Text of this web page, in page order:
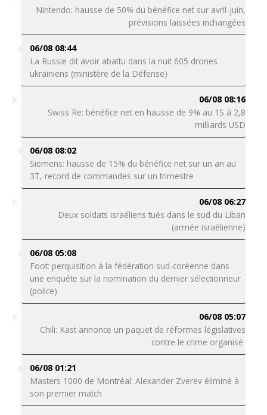
Nintendo: hausse de 50% du bénéfice net sur avril-juin,
prévisions laissées inchangées
06/08 08:44
La Russie dit avoir abattu dans la nuit 605 drones
ukrainiens (ministère de la Défense)
06/08 08:16
Swiss Re: bénéfice net en hausse de 9% au 1S à 2,8
milliards USD
06/08 08:02
Siemens: hausse de 15% du bénéfice net sur un an au
3T, record de commandes sur un trimestre
06/08 06:27
Deux soldats israéliens tués dans le sud du Liban
(armée israélienne)
06/08 05:08
Foot: perquisition à la fédération sud-coréenne dans
une enquête sur la nomination du dernier sélectionneur
(police)
06/08 05:07
Chili: Kast annonce un paquet de réformes législatives
contre le crime organisé
06/08 01:21
Masters 1000 de Montréal: Alexander Zverev éliminé à
son premier match